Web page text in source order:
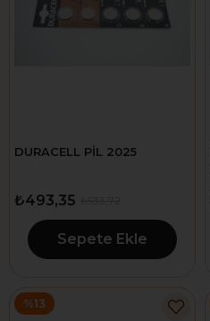
DURACELL PİL 2025
₺493,35
Sepete Ekle
%13